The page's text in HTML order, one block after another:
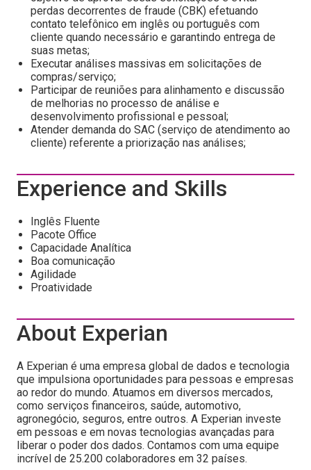
perdas decorrentes de fraude (CBK) efetuando
contato telefônico em inglês ou português com
cliente quando necessário e garantindo entrega de
suas metas;
Executar análises massivas em solicitações de
compras/serviço;
Participar de reuniões para alinhamento e discussão
de melhorias no processo de análise e
desenvolvimento profissional e pessoal;
Atender demanda do SAC (serviço de atendimento ao
cliente) referente a priorização nas análises;
Experience and Skills
Inglês Fluente
Pacote Office
Capacidade Analítica
Boa comunicação
Agilidade
Proatividade
About Experian
A Experian é uma empresa global de dados e tecnologia
que impulsiona oportunidades para pessoas e empresas
ao redor do mundo. Atuamos em diversos mercados,
como serviços financeiros, saúde, automotivo,
agronegócio, seguros, entre outros. A Experian investe
em pessoas e em novas tecnologias avançadas para
liberar o poder dos dados. Contamos com uma equipe
incrível de 25.200 colaboradores em 32 países.